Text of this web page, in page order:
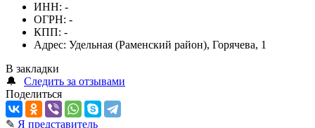
ИНН: -
ОГРН: -
КПП: -
Адрес: Удельная (Раменский район), Горячева, 1
В закладки
🔔
Следить за отзывами
Поделиться
✎ Я представитель